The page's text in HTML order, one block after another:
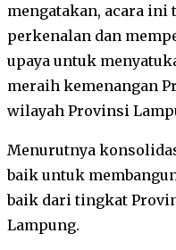
mengatakan, acara ini
perkenalan dan
upaya untuk
meraih kemenangan
wilayah Provinsi
Menurutnya
baik untuk
baik dari tingkat
Lampung.